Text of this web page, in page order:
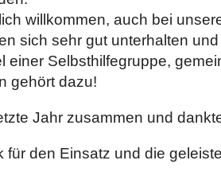
willkommen, auch bei
sich sehr gut unterhalten
einer Selbsthilfegruppe,
gehört dazu!
Jahr zusammen und
für den Einsatz und die